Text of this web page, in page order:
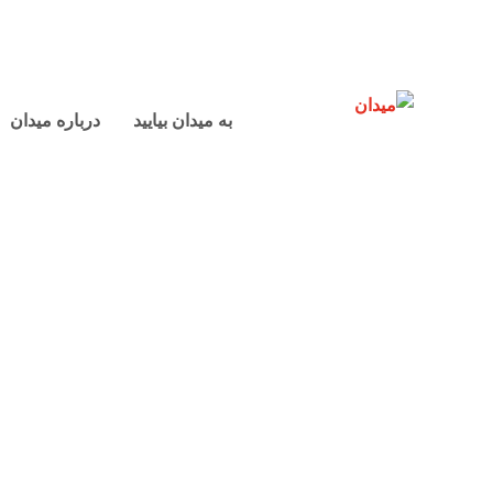
به میدان بیایید درباره میدان